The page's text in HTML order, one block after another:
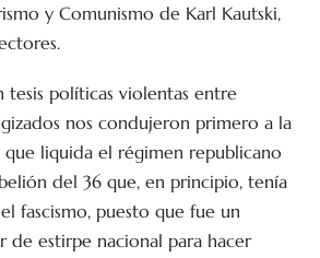
y Comunismo de Karl Kautski,
tesis políticas violentas entre
nos condujeron primero a la
que liquida el régimen republicano
del 36 que, en principio, tenía
fascismo, puesto que fue un
de estirpe nacional para hacer